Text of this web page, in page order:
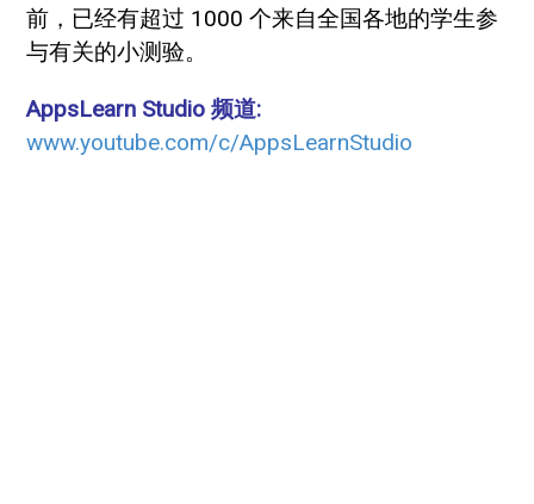
前，已经有超过 1000 个来自全国各地的学生参
与有关的小测验。
AppsLearn Studio 频道:
www.youtube.com/c/AppsLearnStudio